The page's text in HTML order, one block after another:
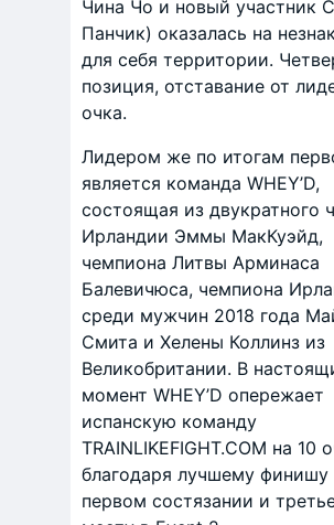
Чина Чо и новый участник
Панчик) оказалась на
для себя территории.
позиция, отставание от
очка.
Лидером же по итогам
является команда WHEY’D,
состоящая из двукратного
Ирландии Эммы МакКуэйд,
чемпиона Литвы Арминаса
Балевичюса, чемпиона
среди мужчин 2018 года
Смита и Хелены Коллинз из
Великобритании. В
момент WHEY’D опережает
испанскую команду
TRAINLIKEFIGHT.COM на 10
благодаря лучшему финишу
первом состязании и